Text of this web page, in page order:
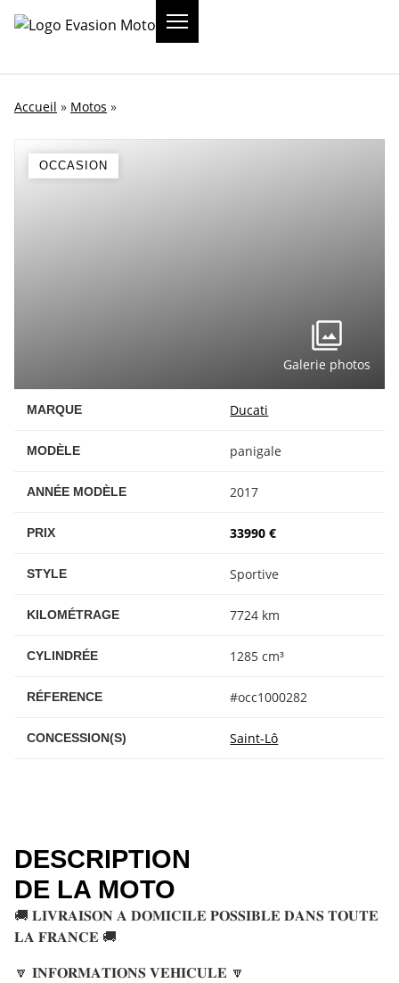
Accueil » Motos »
MARQUE Ducati
MODÈLE panigale
ANNÉE MODÈLE 2017
PRIX 33990 €
STYLE Sportive
KILOMÉTRAGE 7724 km
CYLINDRÉE 1285 cm³
RÉFERENCE #occ1000282
CONCESSION(S) Saint-Lô
Galerie photos
OCCASION
DESCRIPTION
DE LA MOTO
🚚 𝐋𝐈𝐕𝐑𝐀𝐈𝐒𝐎𝐍 𝐀 𝐃𝐎𝐌𝐈𝐂𝐈𝐋𝐄 𝐏𝐎𝐒𝐒𝐈𝐁𝐋𝐄 𝐃𝐀𝐍𝐒 𝐓𝐎𝐔𝐓𝐄
𝐋𝐀 𝐅𝐑𝐀𝐍𝐂𝐄 🚚
🔽 𝐈𝐍𝐅𝐎𝐑𝐌𝐀𝐓𝐈𝐎𝐍𝐒 𝐕𝐄𝐇𝐈𝐂𝐔𝐋𝐄 🔽